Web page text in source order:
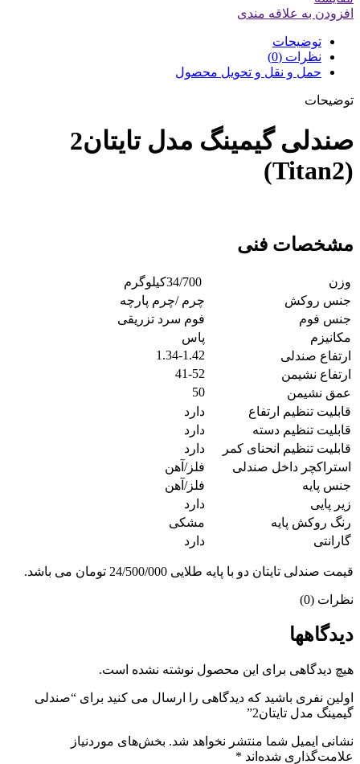
افزودن به علاقه مندی
توضیحات
نظرات (0)
حمل و نقل و تحویل محصول
توضیحات
صندلی گیمینگ مدل تایتان2
(Titan2)
مشخصات فنی
وزن
جنس روکش
چرم /چرم پارچه
جنس فوم
فوم سرد تزریقی
مکانیزم
پاس
ارتفاع صندلی
1.34-1.42
ارتفاع نشیمن
41-52
عمق نشیمن
50
قابلیت تنظیم ارتفاع
دارد
قابلیت تنظیم دسته
دارد
قابلیت تنظیم انحنای کمر
دارد
استراکچر داخل صندلی
فلز/آهن
جنس پایه
فلز/آهن
زیر پایی
دارد
رنگ روکش پایه
مشکی
گارانتی
دارد
قیمت صندلی تایتان دو با پایه طلایی 24/500/000 تومان می باشد.
نظرات (0)
دیدگاهها
هیچ دیدگاهی برای این محصول نوشته نشده است.
اولین نفری باشید که دیدگاهی را ارسال می کنید برای “صندلی
گیمینگ مدل تایتان2”
نشانی ایمیل شما منتشر نخواهد شد. بخش‌های موردنیاز
علامت‌گذاری شده‌اند *